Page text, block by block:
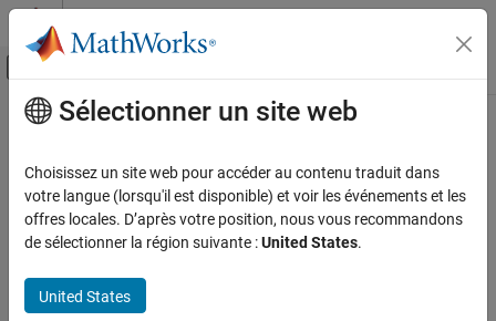
Passer au contenu
Activer/désactiver l'affichage du menu
Accueil de la documentation
Embedded Coder
Deployment, Integration, and Supported
Hardware
Qualcomm Hexagon Processors
Contenu principal
Micro NPU
Work with deep learning network and Qualcomm®Hexagon ®
eNPU
TheEmbedded Coder ®Support Package for Qualcomm Hexagon
object™ to predict eNPU's response using eAI network (compiled
eAI model) and verify the accuracy and performance of eNPU
Sélectionner un site web
Choisissez un site web pour accéder au contenu traduit dans
votre langue (lorsqu'il est disponible) et voir les événements et les
offres locales. D’après votre position, nous vous recommandons
de sélectionner la région suivante :United States.
United States